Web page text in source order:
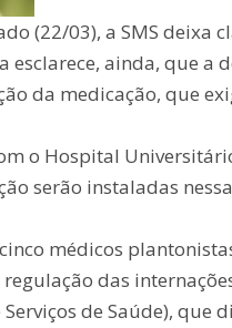
(22/03), a SMS deixa
esclarece, ainda, que
da medicação, que
o Hospital
serão instaladas
médicos
das
de Saúde),